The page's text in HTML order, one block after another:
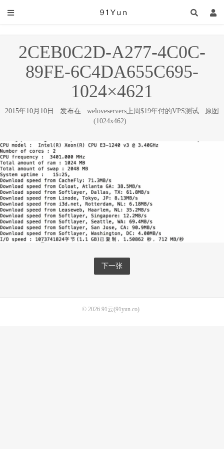
2CEB0C2D-A277-4C0C-
89FE-6C4DA655C695-
1024×4621
2015年10月10日 发布在 weloveservers上周$19年付的VPS测试
原图
(1024x462)
下一张
© 2026 91云(91yun.co)